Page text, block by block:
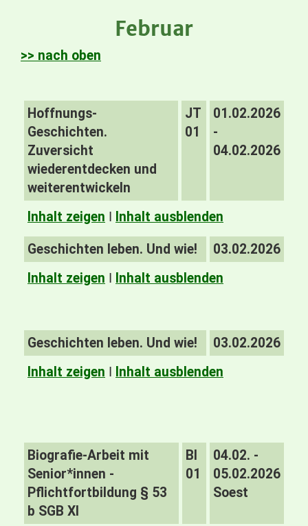
Februar
>> nach oben
Hoffnungs-
Geschichten.
Zuversicht
wiederentdecken und
weiterentwickeln
JT
01
01.02.2026
-
04.02.2026
Inhalt zeigen I Inhalt ausblenden
Geschichten leben. Und wie!
03.02.2026
Inhalt zeigen I Inhalt ausblenden
Geschichten leben. Und wie!
03.02.2026
Inhalt zeigen I Inhalt ausblenden
Biografie-Arbeit mit
Senior*innen -
Pflichtfortbildung § 53
b SGB XI
BI
01
04.02. -
05.02.2026
Soest